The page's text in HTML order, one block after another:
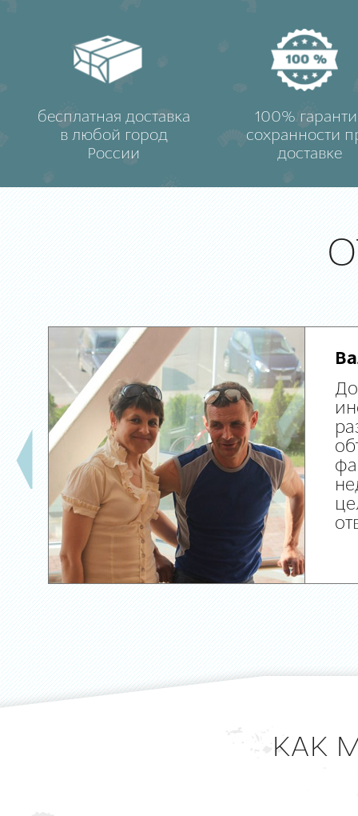
бесплатная доставка
в любой город
России
100%
сохранности
доставке
КАК